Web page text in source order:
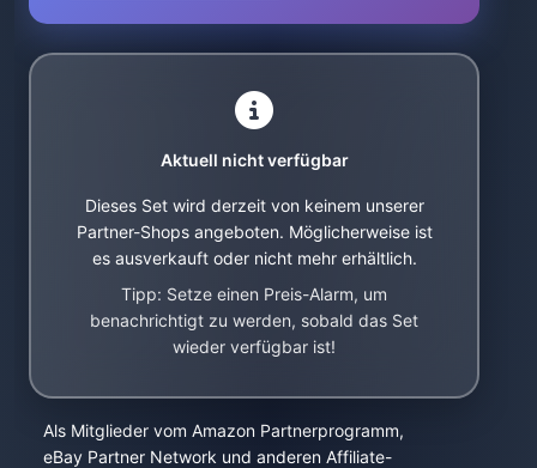
Aktuell nicht verfügbar
Dieses Set wird derzeit von keinem unserer
Partner-Shops angeboten. Möglicherweise ist
es ausverkauft oder nicht mehr erhältlich.
Tipp: Setze einen Preis-Alarm, um
benachrichtigt zu werden, sobald das Set
wieder verfügbar ist!
Als Mitglieder vom Amazon Partnerprogramm,
eBay Partner Network und anderen Affiliate-